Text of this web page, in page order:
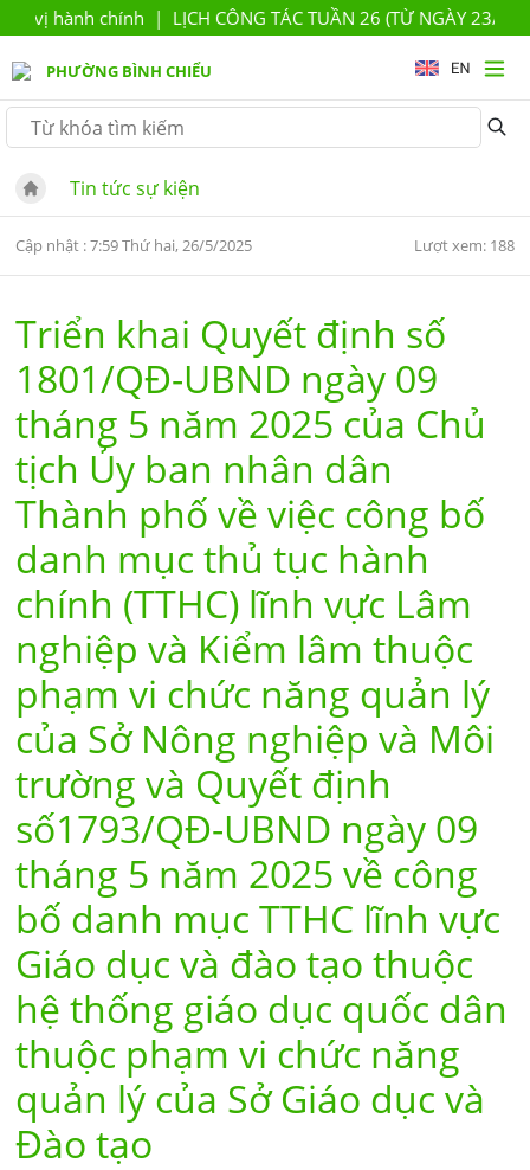
hành chính |LỊCH CÔNG TÁC TUẦN 26 (TỪ NGÀY 23/6/2025
PHƯỜNG BÌNH CHIỂU
Tin tức sự kiện
Cập nhật : 7:59 Thứ hai, 26/5/2025 Lượt xem: 188
Triển khai Quyết định số
1801/QĐ-UBND ngày 09
tháng 5 năm 2025 của Chủ
tịch Ủy ban nhân dân
Thành phố về việc công bố
danh mục thủ tục hành
chính (TTHC) lĩnh vực Lâm
nghiệp và Kiểm lâm thuộc
phạm vi chức năng quản lý
của Sở Nông nghiệp và Môi
trường và Quyết định
số1793/QĐ-UBND ngày 09
tháng 5 năm 2025 về công
bố danh mục TTHC lĩnh vực
Giáo dục và đào tạo thuộc
hệ thống giáo dục quốc dân
thuộc phạm vi chức năng
quản lý của Sở Giáo dục và
Đào tạo